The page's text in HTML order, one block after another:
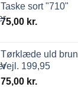
Taske sort "710"
75,00 kr.
Tørklæde uld brun
Vejl. 199,95
75,00 kr.